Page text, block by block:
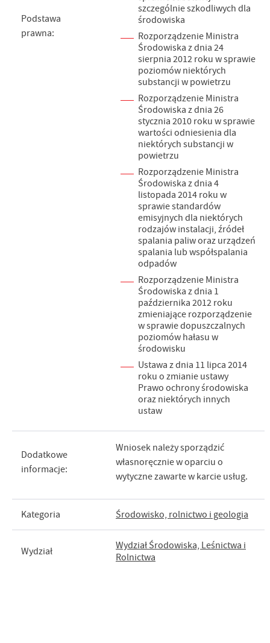
Podstawa
prawna:
szczególnie szkodliwych dla
środowiska
Rozporządzenie Ministra
Środowiska z dnia 24
sierpnia 2012 roku w sprawie
poziomów niektórych
substancji w powietrzu
Rozporządzenie Ministra
Środowiska z dnia 26
stycznia 2010 roku w sprawie
wartości odniesienia dla
niektórych substancji w
powietrzu
Rozporządzenie Ministra
Środowiska z dnia 4
listopada 2014 roku w
sprawie standardów
emisyjnych dla niektórych
rodzajów instalacji, źródeł
spalania paliw oraz urządzeń
spalania lub współspalania
odpadów
Rozporządzenie Ministra
Środowiska z dnia 1
października 2012 roku
zmieniające rozporządzenie
w sprawie dopuszczalnych
poziomów hałasu w
środowisku
Ustawa z dnia 11 lipca 2014
roku o zmianie ustawy
Prawo ochrony środowiska
oraz niektórych innych
ustaw
Dodatkowe
informacje:
Wniosek należy sporządzić
własnoręcznie w oparciu o
wytyczne zawarte w karcie usług.
Kategoria Środowisko, rolnictwo i geologia
Wydział
Wydział Środowiska, Leśnictwa i
Rolnictwa